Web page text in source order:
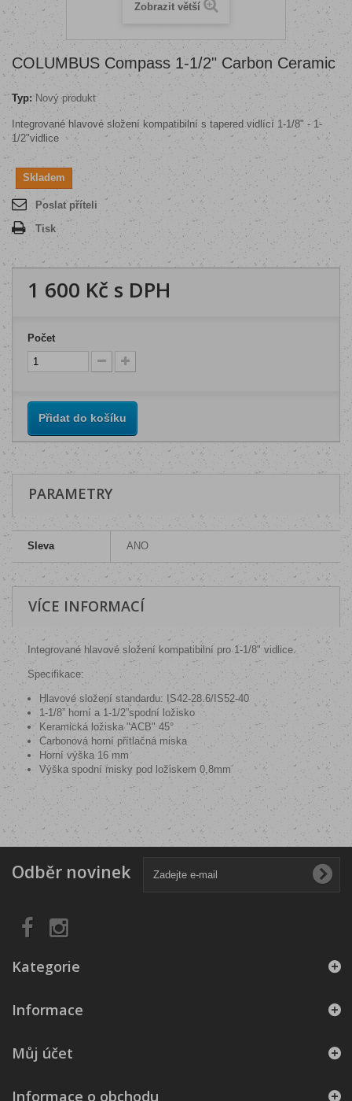
Zobrazit větší
COLUMBUS Compass 1-1/2" Carbon Ceramic
Typ: Nový produkt
Integrované hlavové složení kompatibilní s tapered vidlící 1-1/8" - 1-
1/2"vidlice
Skladem
Poslat příteli
Tisk
1 600 Kč s DPH
Počet
Přidat do košíku
PARAMETRY
Sleva ANO
VÍCE INFORMACÍ
Integrované hlavové složení kompatibilní pro 1-1/8" vidlice.
Specifikace:
Hlavové složení standardu: IS42-28.6/IS52-40
1-1/8” horní a 1-1/2”spodní ložisko
Keramická ložiska "ACB" 45°
Carbonová horní přítlačná miska
Horní výška 16 mm
Výška spodní misky pod ložiskem 0,8mm
Odběr novinek
Kategorie
Informace
Můj účet
Informace o obchodu